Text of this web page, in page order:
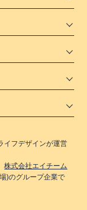
イフデザインが運営
株式会社エイチーム
)のグループ企業で